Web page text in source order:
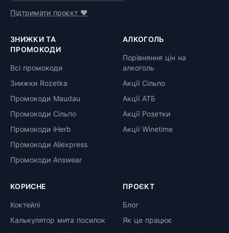
Підтримати проєкт ❤️
ЗНИЖКИ ТА
ПРОМОКОДИ
Всі промокоди
Знижки Rozetka
Промокоди Maudau
Промокоди Сільпо
Промокоди iHerb
Промокоди Aliexpress
Промокоди Answear
АЛКОГОЛЬ
Порівняння цін на
алкоголь
Акції Сільпо
Акції АТБ
Акції Розетки
Акції Winetime
КОРИСНЕ
Коктейлі
Калькулятор мита посилок
ПРОЄКТ
Блог
Як це працює